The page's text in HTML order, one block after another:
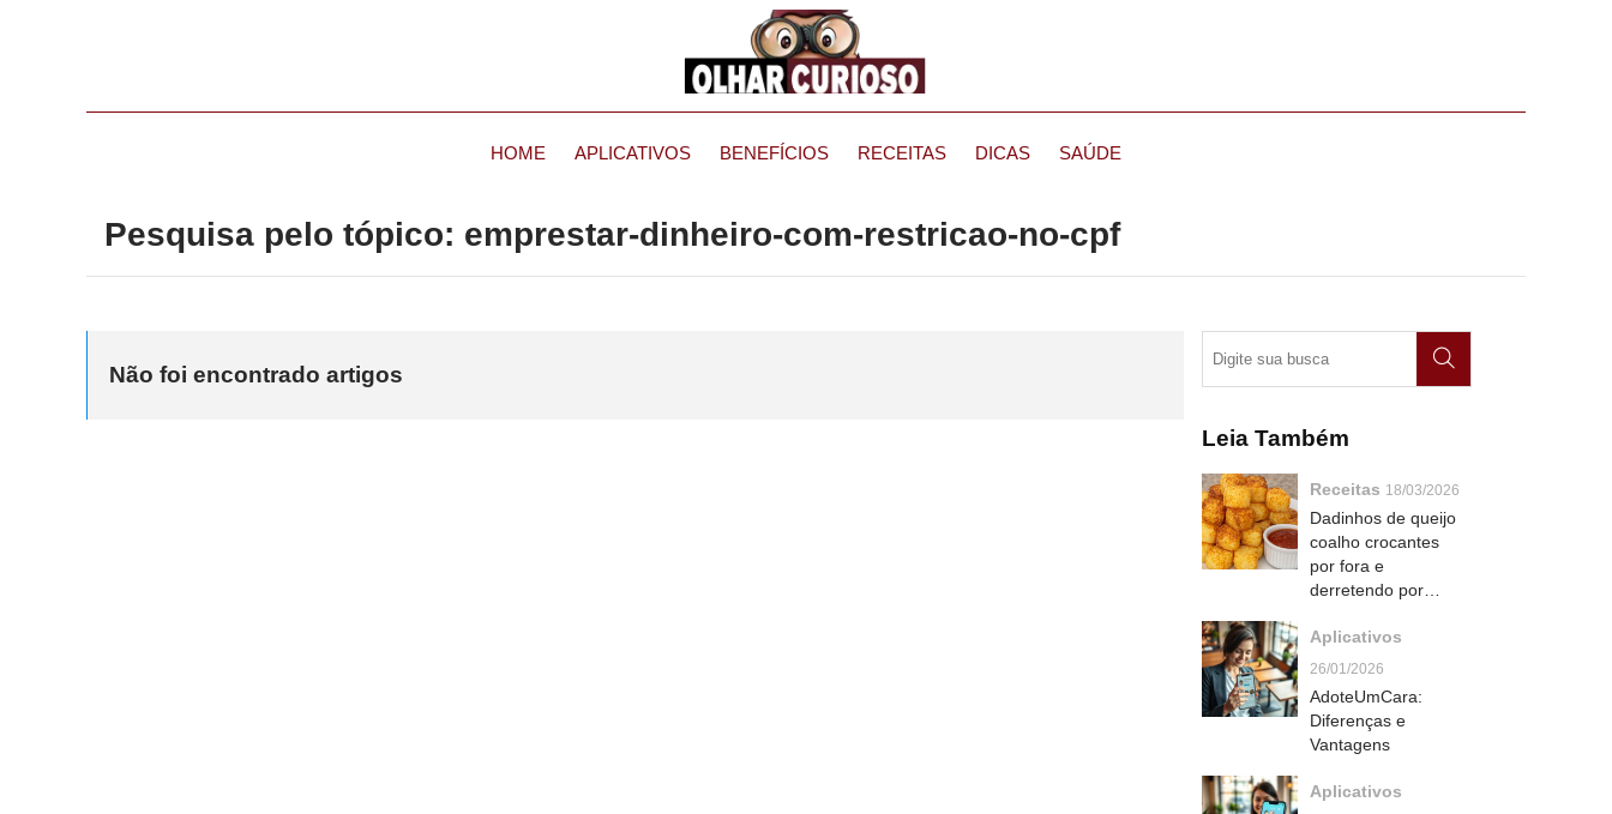
HOME APLICATIVOS BENEFÍCIOS RECEITAS DICAS SAÚDE
Pesquisa pelo tópico: emprestar-dinheiro-com-restricao-no-cpf
Não foi encontrado artigos
Leia Também
Receitas 18/03/2026
Dadinhos de queijo
coalho crocantes
por fora e
derretendo por
petisco irresistível
Aplicativos
26/01/2026
AdoteUmCara:
Diferenças e
Vantagens
Aplicativos